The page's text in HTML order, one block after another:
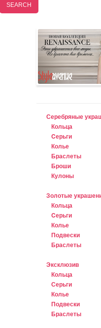
Серебряные
Кольца
Cерьги
Колье
Браслеты
Броши
Кулоны
Золотые
Кольца
Cерьги
Колье
Подвески
Браслеты
Эксклюзив
Кольца
Серьги
Колье
Подвески
Браслеты